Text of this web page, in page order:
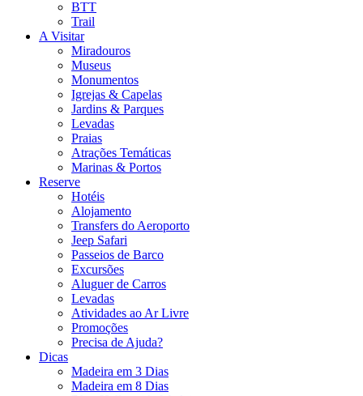
BTT
Trail
A Visitar
Miradouros
Museus
Monumentos
Igrejas & Capelas
Jardins & Parques
Levadas
Praias
Atrações Temáticas
Marinas & Portos
Reserve
Hotéis
Alojamento
Transfers do Aeroporto
Jeep Safari
Passeios de Barco
Excursões
Aluguer de Carros
Levadas
Atividades ao Ar Livre
Promoções
Precisa de Ajuda?
Dicas
Madeira em 3 Dias
Madeira em 8 Dias